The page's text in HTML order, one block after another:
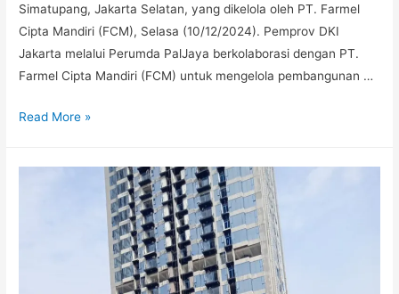
Simatupang, Jakarta Selatan, yang dikelola oleh PT. Farmel
Cipta Mandiri (FCM), Selasa (10/12/2024). Pemprov DKI
Jakarta melalui Perumda PalJaya berkolaborasi dengan PT.
Farmel Cipta Mandiri (FCM) untuk mengelola pembangunan …
Read More »